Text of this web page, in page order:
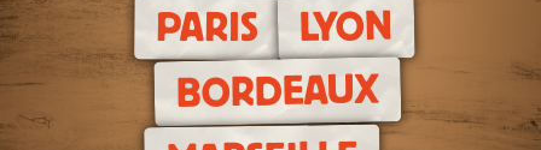
PARIS LYON
BORDEAUX